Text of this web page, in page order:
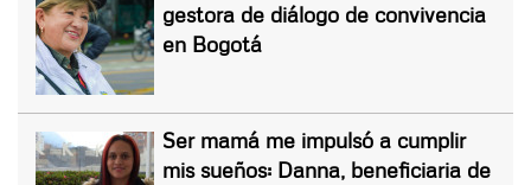
gestora de diálogo de convivencia
en Bogotá
Ser mamá me impulsó a cumplir
mis sueños: Danna, beneficiaria de